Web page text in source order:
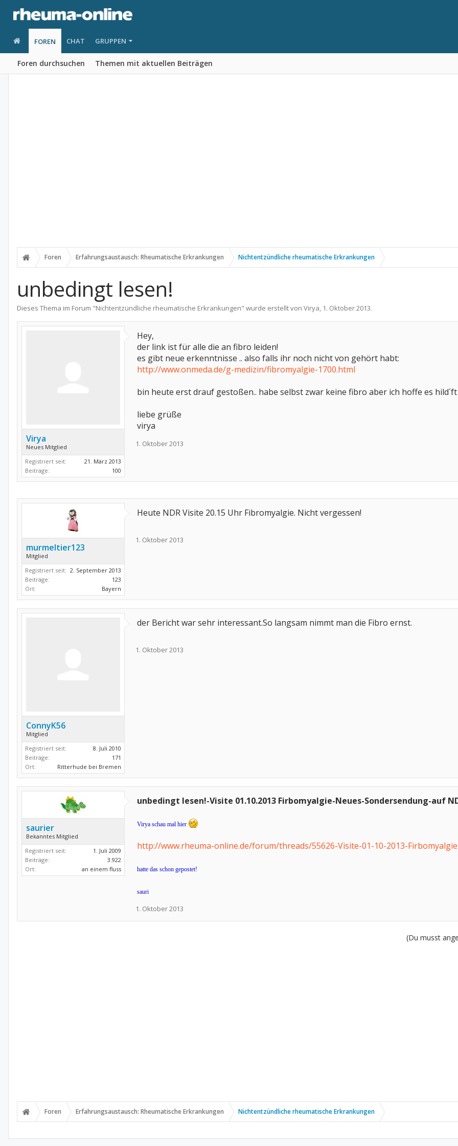
FOREN
Foren durchsuchen Themen mit aktuellen Beiträgen
CHAT GRUPPEN
Foren Erfahrungsaustausch: Rheumatische Erkrankungen Nichtentzündliche rheumatische Erkrankungen
unbedingt lesen!
Dieses Thema im Forum "Nichtentzündliche rheumatische Erkrankungen" wurde erstellt von Virya, 1. Oktober 2013.
Virya
Neues Mitglied
Registriert seit:
21. März 2013
Beiträge:
100
Hey,
der link ist für alle die an fibro leiden!
es gibt neue erkenntnisse .. also falls ihr noch nicht von gehört habt:
http://www.onmeda.de/g-medizin/fibromyalgie-1700.html
bin heute erst drauf gestoßen.. habe selbst zwar keine fibro aber ich hoffe es
liebe grüße
virya
1. Oktober 2013
murmeltier123
Mitglied
Registriert seit: 2. September 2013
Beiträge:
123
Ort:
Bayern
Heute NDR Visite 20.15 Uhr Fibromyalgie. Nicht vergessen!
1. Oktober 2013
ConnyK56
Mitglied
Registriert seit:
8. Juli 2010
Beiträge:
171
Ort:
Ritterhude bei Bremen
der Bericht war sehr interessant.So langsam nimmt man die Fibro ernst.
1. Oktober 2013
saurier
Bekanntes Mitglied
Registriert seit:
1. Juli 2009
Beiträge:
3.922
Ort:
an einem fluss
unbedingt lesen!-Visite 01.10.2013 Firbomyalgie-Neues-Sondersendung-auf
Virya schau mal hier
http://www.rheuma-online.de/forum/threads/55626-Visite-01-10-2013-
hatte das schon gepostet!
sauri
1. Oktober 2013
(Du musst
Foren Erfahrungsaustausch: Rheumatische Erkrankungen Nichtentzündliche rheumatische Erkrankungen